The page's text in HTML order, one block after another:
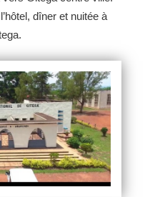
dîner et nuitée à